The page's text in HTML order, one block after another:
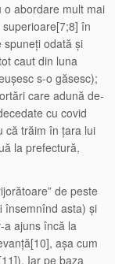
o abordare mult mai
în
spuneți odată și
caut din luna
s-o găsesc);
care adună de-
cu covid
că trăim în țara lui
la prefectură,
de peste
însemnînd asta) și
a ajuns încă la
așa cum
Iar pe baza